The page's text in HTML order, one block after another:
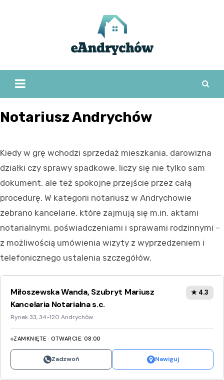
Notariusz Andrychów
Kiedy w grę wchodzi sprzedaż mieszkania, darowizna
działki czy sprawy spadkowe, liczy się nie tylko sam
dokument, ale też spokojne przejście przez całą
procedurę. W kategorii notariusz w Andrychowie
zebrano kancelarie, które zajmują się m.in. aktami
notarialnymi, poświadczeniami i sprawami rodzinnymi –
z możliwością umówienia wizyty z wyprzedzeniem i
telefonicznego ustalenia szczegółów.
Miłoszewska Wanda, Szubryt Mariusz
Kancelaria Notarialna s.c.
Rynek 33, 34-120 Andrychów
★ 4.3
ZAMKNIĘTE · OTWARCIE: 08:00
Zadzwoń Nawiguj